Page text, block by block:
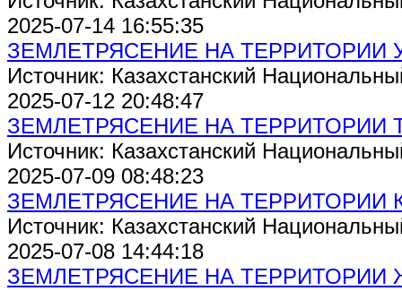
2025-07-14 16:55:35
ЗЕМЛЕТРЯСЕНИЕ НА ТЕРРИТОРИИ
Источник: Казахстанский
2025-07-12 20:48:47
ЗЕМЛЕТРЯСЕНИЕ НА ТЕРРИТОРИИ
Источник: Казахстанский
2025-07-09 08:48:23
ЗЕМЛЕТРЯСЕНИЕ НА ТЕРРИТОРИИ
Источник: Казахстанский
2025-07-08 14:44:18
ЗЕМЛЕТРЯСЕНИЕ НА